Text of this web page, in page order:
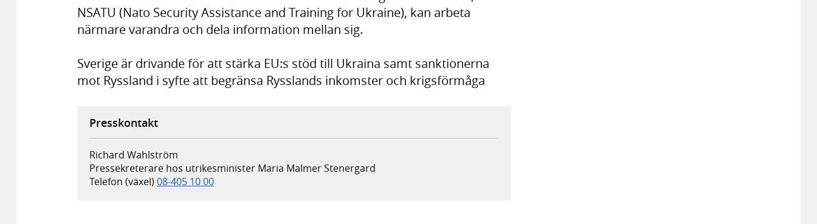
NSATU (Nato Security Assistance and Training for Ukraine), kan arbeta
närmare varandra och dela information mellan sig.
Sverige är drivande för att stärka EU:s stöd till Ukraina samt sanktionerna
mot Ryssland i syfte att begränsa Rysslands inkomster och krigsförmåga
Presskontakt
Richard Wahlström
Pressekreterare hos utrikesminister Maria Malmer Stenergard
Telefon (växel) 08-405 10 00